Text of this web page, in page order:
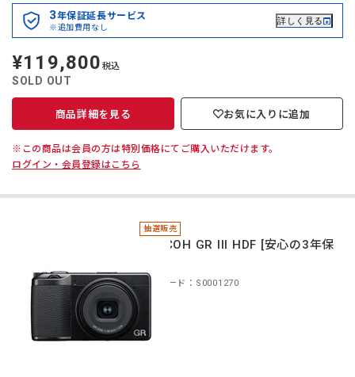
3年保証延長サービス
※追加費用なし
詳しく見る
定
価
¥119,800 税込
SOLD OUT
商品詳細を見る お気に入りに追加
※この商品は会員の方は特別価格にてご購入いただけます。
ログイン・会員登録はこちら
抽選販売
＊RICOH GR III HDF [安心の3年保
商品コード：S0001270